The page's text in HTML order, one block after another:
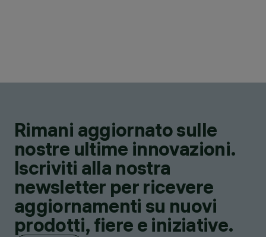
Rimani aggiornato sulle
nostre ultime innovazioni.
Iscriviti alla nostra
newsletter per ricevere
aggiornamenti su nuovi
prodotti, fiere e iniziative.